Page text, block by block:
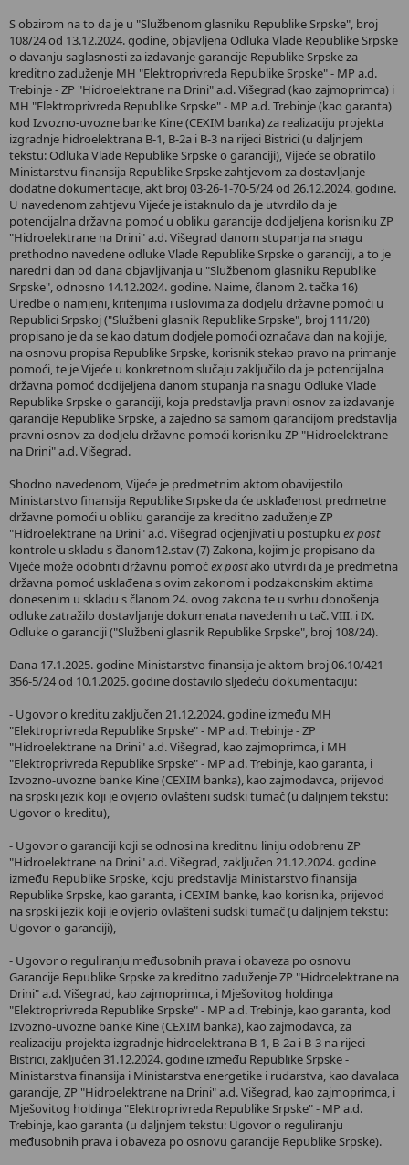
S obzirom na to da je u "Službenom glasniku Republike Srpske", broj
108/24 od 13.12.2024. godine, objavljena Odluka Vlade Republike Srpske
o davanju saglasnosti za izdavanje garancije Republike Srpske za
kreditno zaduženje MH "Elektroprivreda Republike Srpske" - MP a.d.
Trebinje - ZP "Hidroelektrane na Drini" a.d. Višegrad (kao zajmoprimca) i
MH "Elektroprivreda Republike Srpske" - MP a.d. Trebinje (kao garanta)
kod Izvozno-uvozne banke Kine (CEXIM banka) za realizaciju projekta
izgradnje hidroelektrana B-1, B-2a i B-3 na rijeci Bistrici (u daljnjem
tekstu: Odluka Vlade Republike Srpske o garanciji), Vijeće se obratilo
Ministarstvu finansija Republike Srpske zahtjevom za dostavljanje
dodatne dokumentacije, akt broj 03-26-1-70-5/24 od 26.12.2024. godine.
U navedenom zahtjevu Vijeće je istaknulo da je utvrdilo da je
potencijalna državna pomoć u obliku garancije dodijeljena korisniku ZP
"Hidroelektrane na Drini" a.d. Višegrad danom stupanja na snagu
prethodno navedene odluke Vlade Republike Srpske o garanciji, a to je
naredni dan od dana objavljivanja u "Službenom glasniku Republike
Srpske", odnosno 14.12.2024. godine. Naime, članom 2. tačka 16)
Uredbe o namjeni, kriterijima i uslovima za dodjelu državne pomoći u
Republici Srpskoj ("Službeni glasnik Republike Srpske", broj 111/20)
propisano je da se kao datum dodjele pomoći označava dan na koji je,
na osnovu propisa Republike Srpske, korisnik stekao pravo na primanje
pomoći, te je Vijeće u konkretnom slučaju zaključilo da je potencijalna
državna pomoć dodijeljena danom stupanja na snagu Odluke Vlade
Republike Srpske o garanciji, koja predstavlja pravni osnov za izdavanje
garancije Republike Srpske, a zajedno sa samom garancijom predstavlja
pravni osnov za dodjelu državne pomoći korisniku ZP "Hidroelektrane
na Drini" a.d. Višegrad.
Shodno navedenom, Vijeće je predmetnim aktom obavijestilo
Ministarstvo finansija Republike Srpske da će usklađenost predmetne
državne pomoći u obliku garancije za kreditno zaduženje ZP
"Hidroelektrane na Drini" a.d. Višegrad ocjenjivati u postupku ex post
kontrole u skladu s članom12.stav (7) Zakona, kojim je propisano da
Vijeće može odobriti državnu pomoćex postako utvrdi da je predmetna
državna pomoć usklađena s ovim zakonom i podzakonskim aktima
donesenim u skladu s članom 24. ovog zakona te u svrhu donošenja
odluke zatražilo dostavljanje dokumenata navedenih u tač. VIII. i IX.
Odluke o garanciji ("Službeni glasnik Republike Srpske", broj 108/24).
Dana 17.1.2025. godine Ministarstvo finansija je aktom broj 06.10/421-
356-5/24 od 10.1.2025. godine dostavilo sljedeću dokumentaciju:
- Ugovor o kreditu zaključen 21.12.2024. godine između MH
"Elektroprivreda Republike Srpske" - MP a.d. Trebinje - ZP
"Hidroelektrane na Drini" a.d. Višegrad, kao zajmoprimca, i MH
"Elektroprivreda Republike Srpske" - MP a.d. Trebinje, kao garanta, i
Izvozno-uvozne banke Kine (CEXIM banka), kao zajmodavca, prijevod
na srpski jezik koji je ovjerio ovlašteni sudski tumač (u daljnjem tekstu:
Ugovor o kreditu),
- Ugovor o garanciji koji se odnosi na kreditnu liniju odobrenu ZP
"Hidroelektrane na Drini" a.d. Višegrad, zaključen 21.12.2024. godine
između Republike Srpske, koju predstavlja Ministarstvo finansija
Republike Srpske, kao garanta, i CEXIM banke, kao korisnika, prijevod
na srpski jezik koji je ovjerio ovlašteni sudski tumač (u daljnjem tekstu:
Ugovor o garanciji),
- Ugovor o reguliranju međusobnih prava i obaveza po osnovu
Garancije Republike Srpske za kreditno zaduženje ZP "Hidroelektrane na
Drini" a.d. Višegrad, kao zajmoprimca, i Mješovitog holdinga
"Elektroprivreda Republike Srpske" - MP a.d. Trebinje, kao garanta, kod
Izvozno-uvozne banke Kine (CEXIM banka), kao zajmodavca, za
realizaciju projekta izgradnje hidroelektrana B-1, B-2a i B-3 na rijeci
Bistrici, zaključen 31.12.2024. godine između Republike Srpske -
Ministarstva finansija i Ministarstva energetike i rudarstva, kao davalaca
garancije, ZP "Hidroelektrane na Drini" a.d. Višegrad, kao zajmoprimca, i
Mješovitog holdinga "Elektroprivreda Republike Srpske" - MP a.d.
Trebinje, kao garanta (u daljnjem tekstu: Ugovor o reguliranju
međusobnih prava i obaveza po osnovu garancije Republike Srpske).